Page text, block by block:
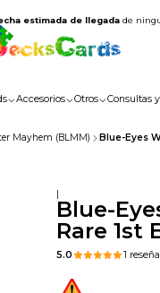
Accesorios Otros Consultas
estimada de llegadade
Mayhem (BLMM) Blue-Eyes
|
Blue-
Rare 1st
5.0 1 reseña